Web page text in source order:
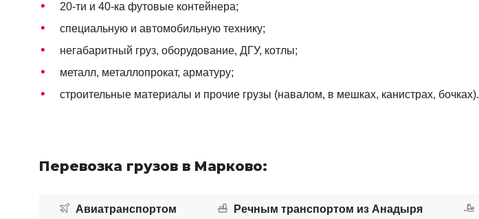
20-ти и 40-ка футовые контейнера;
специальную и автомобильную технику;
негабаритный груз, оборудование, ДГУ, котлы;
металл, металлопрокат, арматуру;
строительные материалы и прочие грузы (навалом, в мешках, канистрах, бочках).
Перевозка грузов в Марково:
Авиатранспортом Речным транспортом из Анадыря